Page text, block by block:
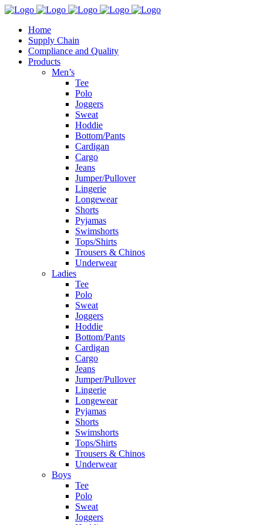
Home
Supply Chain
Compliance and Quality
Products
Men’s
Tee
Polo
Joggers
Sweat
Hoddie
Bottom/Pants
Cardigan
Cargo
Jeans
Jumper/Pullover
Lingerie
Longewear
Shorts
Pyjamas
Swimshorts
Tops/Shirts
Trousers & Chinos
Underwear
Ladies
Tee
Polo
Sweat
Joggers
Hoddie
Bottom/Pants
Cardigan
Cargo
Jeans
Jumper/Pullover
Lingerie
Longewear
Pyjamas
Shorts
Swimshorts
Tops/Shirts
Trousers & Chinos
Underwear
Boys
Tee
Polo
Sweat
Joggers